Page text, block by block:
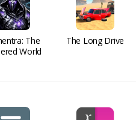
The
World
The Long Drive